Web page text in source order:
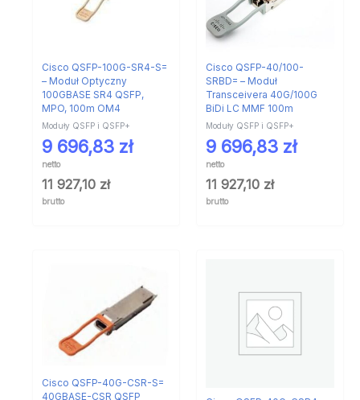
Cisco QSFP-100G-SR4-S=
– Moduł Optyczny
100GBASE SR4 QSFP,
MPO, 100m OM4
Moduły QSFP i QSFP+
9 696,83 zł
netto
11 927,10 zł
brutto
Cisco QSFP-40/100-
SRBD= – Moduł
Transceivera 40G/100G
BiDi LC MMF 100m
Moduły QSFP i QSFP+
9 696,83 zł
netto
11 927,10 zł
brutto
Cisco QSFP-40G-CSR-S=
40GBASE-CSR QSFP